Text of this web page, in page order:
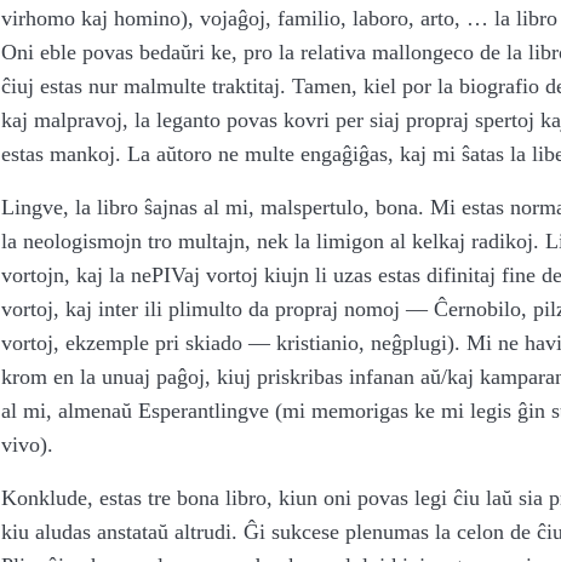
virhomo kaj homino), vojaĝoj, familio, laboro, arto, … la libro
Oni eble povas bedaŭri ke, pro la relativa mallongeco de la
ĉiuj estas nur malmulte traktitaj. Tamen, kiel por la biografio
kaj malpravoj, la leganto povas kovri per siaj propraj spertoj
estas mankoj. La aŭtoro ne multe engaĝiĝas, kaj mi ŝatas la
Lingve, la libro ŝajnas al mi, malspertulo, bona. Mi estas
la neologismojn tro multajn, nek la limigon al kelkaj radikoj.
vortojn, kaj la nePIVaj vortoj kiujn li uzas estas difinitaj fine
vortoj, kaj inter ili plimulto da propraj nomoj — Ĉernobilo,
vortoj, ekzemple pri skiado — kristianio, neĝplugi). Mi ne
krom en la unuaj paĝoj, kiuj priskribas infanan aŭ/kaj
al mi, almenaŭ Esperantlingve (mi memorigas ke mi legis ĝin
vivo).
Konklude, estas tre bona libro, kiun oni povas legi ĉiu laŭ sia
kiu aludas anstataŭ altrudi. Ĝi sukcese plenumas la celon de